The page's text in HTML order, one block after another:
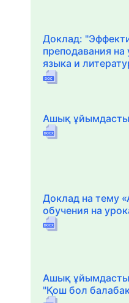
Доклад:
преподавания на
языка и
Ашық
Доклад на тему
обучения на
Ашық
"Қош бол